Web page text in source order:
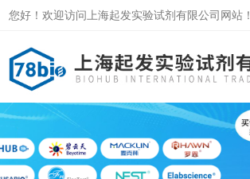
您好！欢迎访问上海起发实验试剂有限公司网站！